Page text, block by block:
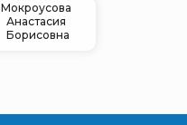
Мокроусова
Анастасия
Борисовна